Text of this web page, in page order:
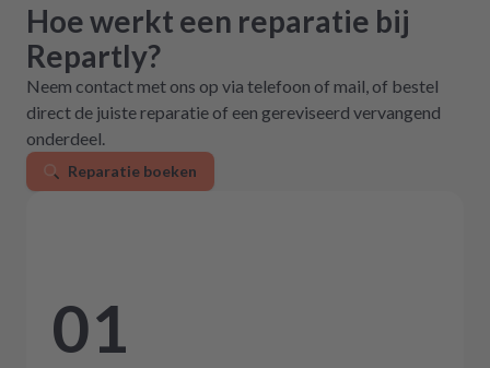
Hoe werkt een reparatie bij
Repartly?
Neem contact met ons op via telefoon of mail, of bestel
direct de juiste reparatie of een gereviseerd vervangend
onderdeel.
Reparatie boeken
01